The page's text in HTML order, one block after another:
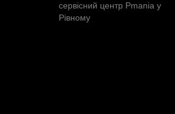
сервісний центр Pmania у
Рівному